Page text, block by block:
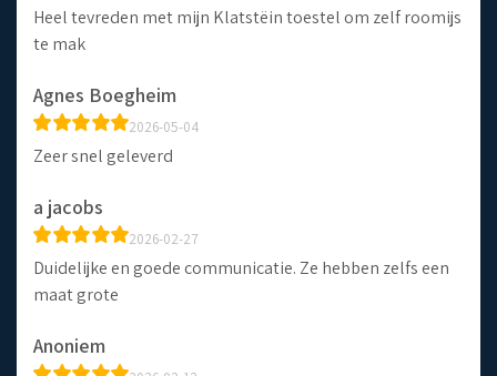
Heel tevreden met mijn Klatstëin toestel om zelf roomijs
te mak
Agnes Boegheim
2026-05-04
Zeer snel geleverd
a jacobs
2026-02-27
Duidelijke en goede communicatie. Ze hebben zelfs een
maat grote
Anoniem